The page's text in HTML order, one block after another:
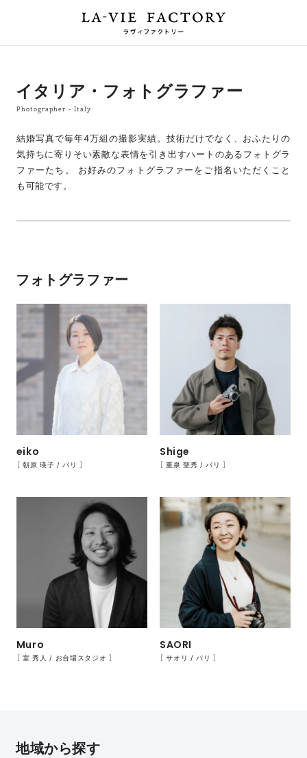
イタリア・フォトグラファー
Photographer - Italy
結婚写真で毎年4万組の撮影実績。技術だけでなく、おふたりの
気持ちに寄りそい素敵な表情を引き出すハートのあるフォトグラ
ファーたち。 お好みのフォトグラファーをご指名いただくこと
も可能です。
フォトグラファー
eiko
［ 朝原 瑛子 / パリ ］
Shige
［ 重泉 聖秀 / パリ ］
Muro
［ 室 秀人 / お台場スタジオ ］
SAORI
［ サオリ / パリ ］
地域から探す